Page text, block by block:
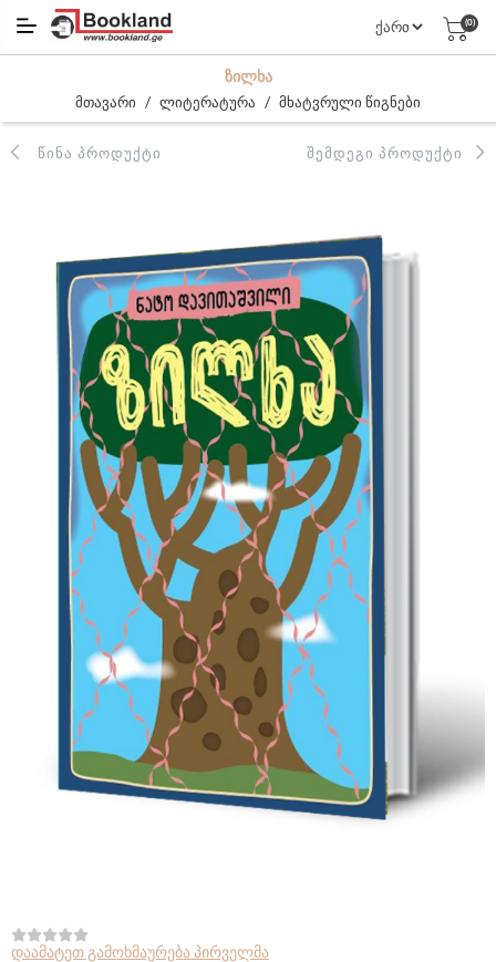
(0)
ᲖᲘᲚᲮᲐ
მთავარი / ლიტერატურა / მხატვრული წიგნები
ᲬᲘᲜᲐ ᲞᲠᲝᲓᲣᲥᲢᲘ ᲨᲔᲛᲓᲔᲒᲘ ᲞᲠᲝᲓᲣᲥᲢᲘ
დაამატეთ გამოხმაურება პირველმა